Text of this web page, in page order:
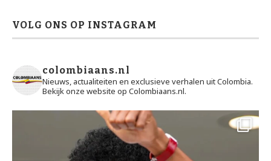
VOLG ONS OP INSTAGRAM
colombiaans.nl
Nieuws, actualiteiten en exclusieve verhalen uit Colombia.
Bekijk onze website op Colombiaans.nl.